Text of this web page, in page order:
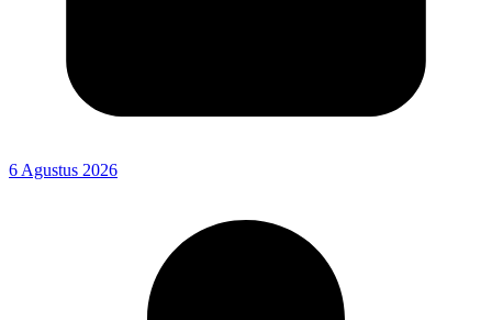
6 Agustus 2026